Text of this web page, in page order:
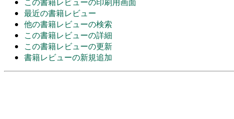
最近の書籍レビュー
他の書籍レビューの検索
この書籍レビューの詳細
この書籍レビューの更新
書籍レビューの新規追加